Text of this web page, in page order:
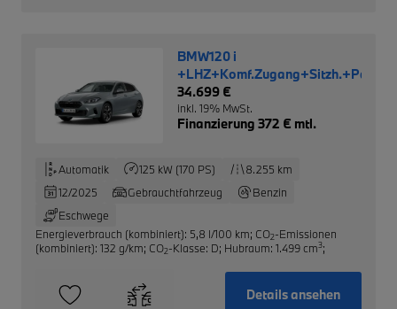
BMW120 i
34.699 €
inkl. 19% MwSt.
Finanzierung 372 € mtl.
Automatik 125 kW (170 PS)
8.255 km
12/2025
Gebrauchtfahrzeug
Benzin
Eschwege
Energieverbrauch (kombiniert): 5,8 l/100 km; CO2-Emissionen
(kombiniert): 132 g/km; CO2-Klasse: D; Hubraum: 1.499 cm3;
Details ansehen